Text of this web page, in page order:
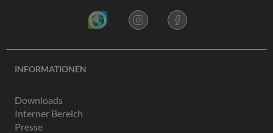
INFORMATIONEN
Downloads
Interner Bereich
Presse